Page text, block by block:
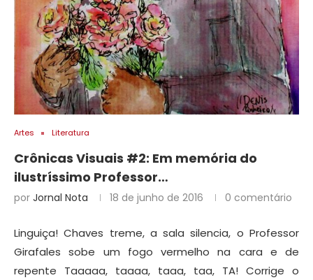
Artes Literatura
Crônicas Visuais #2: Em memória do
ilustríssimo Professor…
por Jornal Nota 18 de junho de 2016 0 comentário
Linguiça! Chaves treme, a sala silencia, o Professor
Girafales sobe um fogo vermelho na cara e de
repente Taaaaa, taaaa, taaa, taa, TA! Corrige o